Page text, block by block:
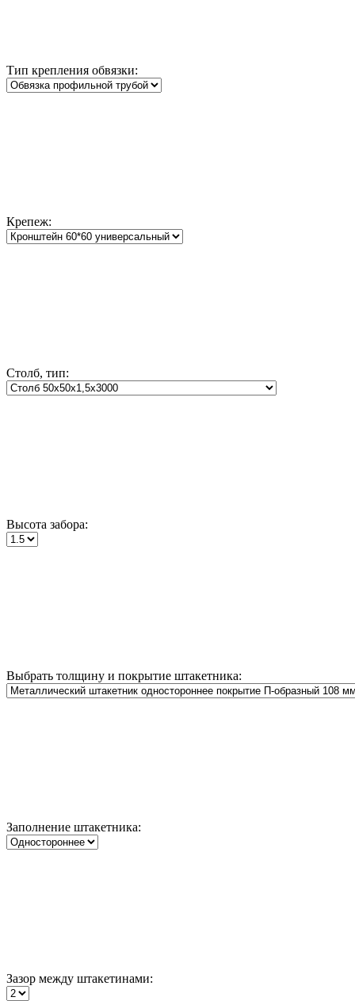
Тип крепления обвязки:
Крепеж:
Столб, тип:
Высота забора:
Выбрать толщину и покрытие штакетника:
Заполнение штакетника:
Зазор между штакетинами: